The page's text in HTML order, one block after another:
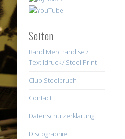
Seiten
Band Merchandise /
Textildruck / Steel Print
Club Steelbruch
Contact
Datenschutzerklärung
Discographie